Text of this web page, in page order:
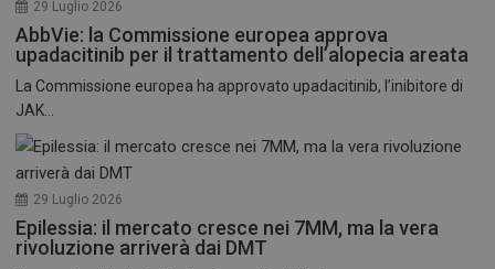
29 Luglio 2026
AbbVie: la Commissione europea approva
upadacitinib per il trattamento dell’alopecia areata
La Commissione europea ha approvato upadacitinib, l’inibitore di
JAK...
29 Luglio 2026
Epilessia: il mercato cresce nei 7MM, ma la vera
rivoluzione arriverà dai DMT